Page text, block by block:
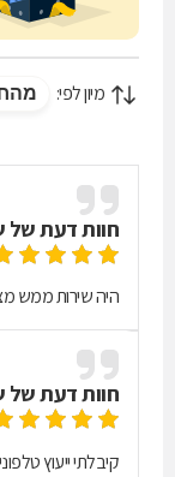
מיון לפי:
חוות דעת של
היה שירות ממש
חוות דעת של
קיבלתי ייעוץ